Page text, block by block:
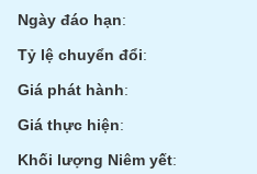
Ngày đáo hạn:
Tỷ lệ chuyển đổi:
Giá phát hành:
Giá thực hiện:
Khối lượng Niêm yết:
phân
tích
(-)
Thuật
(-)